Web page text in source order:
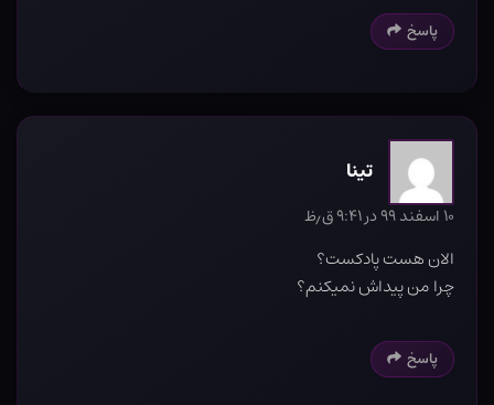
پاسخ
تینا
۱۰ اسفند ۹۹ در ۹:۴۱ ق٫ظ
الان هست پادکست؟
چرا من پیداش نمیکنم؟
پاسخ